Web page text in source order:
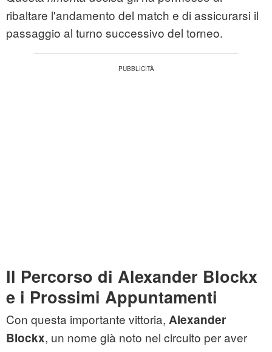
ribaltare l'andamento del match e di assicurarsi il
passaggio al turno successivo del torneo.
Il Percorso di Alexander Blockx
e i Prossimi Appuntamenti
Con questa importante vittoria, Alexander
Blockx, un nome già noto nel circuito per aver